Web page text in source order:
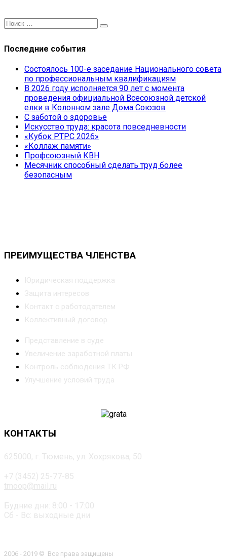
Последние события
Состоялось 100-е заседание Национального совета
по профессиональным квалификациям
В 2026 году исполняется 90 лет с момента
проведения официальной Всесоюзной детской
елки в Колонном зале Дома Союзов
С заботой о здоровье
Искусство труда: красота повседневности
«Кубок РТРС 2026»
«Коллаж памяти»
Профсоюзный КВН
Месячник способный сделать труд более
безопасным
ПРЕИМУЩЕСТВА ЧЛЕНСТВА
Юридическая поддержка
Защита интересов
Контакт с работодателем
Коллективный договор
Представление в суде
Увеличение заработной платы
Контроль соблюдения ТК РФ
Улучшение условий труда
КОНТАКТЫ
625000, г. Тюмень, ул. Хохрякова, 50
+7 (3452) 25-77-85
tmoop@mail.ru
Будние дни: 8:00 - 17:00
Сб - Вс: выходные дни
2006 - 2019 © Все права защищены